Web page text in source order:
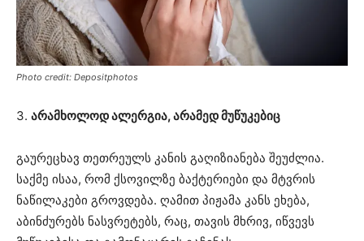
Photo credit: Depositphotos
3. არამხოლოდ ალერგია, არამედ მუწუკებიც
გაურეცხავ თეთრეულს კანის გაღიზიანება შეუძლია.
საქმე ისაა, რომ ქსოვილზე ბაქტერიები და მტვრის
ნაწილაკები გროვდება. ღამით პიჟამა კანს ეხება,
აბინძურებს ნასვრეტებს, რაც, თავის მხრივ, იწვევს